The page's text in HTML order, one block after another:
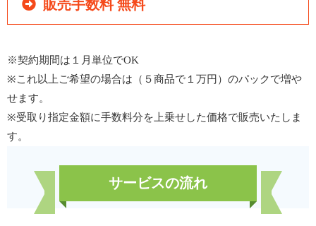
販売手数料 無料
※契約期間は１月単位でOK
※これ以上ご希望の場合は（５商品で１万円）のパックで増や
せます。
※受取り指定金額に手数料分を上乗せした価格で販売いたしま
す。
サービスの流れ